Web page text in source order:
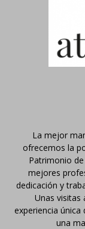
La mejor
ofrecemos la
Patrimonio
mejores
dedicación y
Unas visitas
experiencia única
una